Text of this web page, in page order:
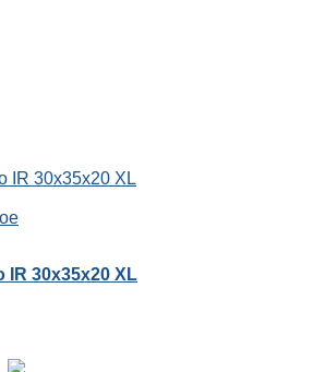
IR 30x35x20 XL